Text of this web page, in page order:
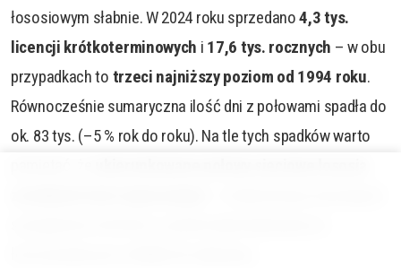
łososiowym słabnie. W 2024 roku sprzedano4,3 tys.
licencji krótkoterminowych i 17,6 tys. rocznych – w obu
przypadkach to trzeci najniższy poziom od 1994 roku.
Równocześnie sumaryczna ilość dni z połowami spadła do
ok. 83 tys. (–5 % rok do roku). Na tle tych spadków warto